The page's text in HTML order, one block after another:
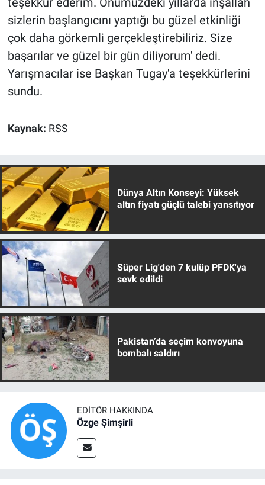
sizlerin başlangıcını yaptığı bu güzel etkinliği
çok daha görkemli gerçekleştirebiliriz. Size
başarılar ve güzel bir gün diliyorum' dedi.
Yarışmacılar ise Başkan Tugay'a teşekkürlerini
sundu.
Kaynak: RSS
Dünya Altın Konseyi: Yüksek
altın fiyatı güçlü talebi yansıtıyor
Süper Lig'den 7 kulüp PFDK'ya
sevk edildi
Pakistan’da seçim konvoyuna
bombalı saldırı
EDITÖR HAKKINDA
Özge Şimşirli